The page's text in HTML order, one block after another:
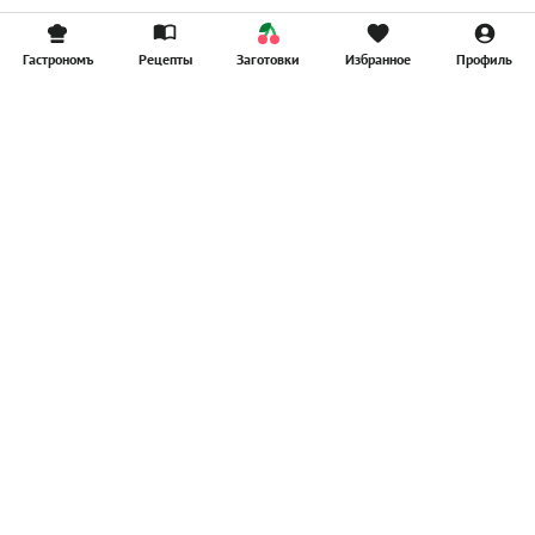
Гастрономъ Рецепты Заготовки Избранное Профиль